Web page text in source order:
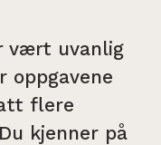
vært uvanlig
oppgavene
flere
kjenner på